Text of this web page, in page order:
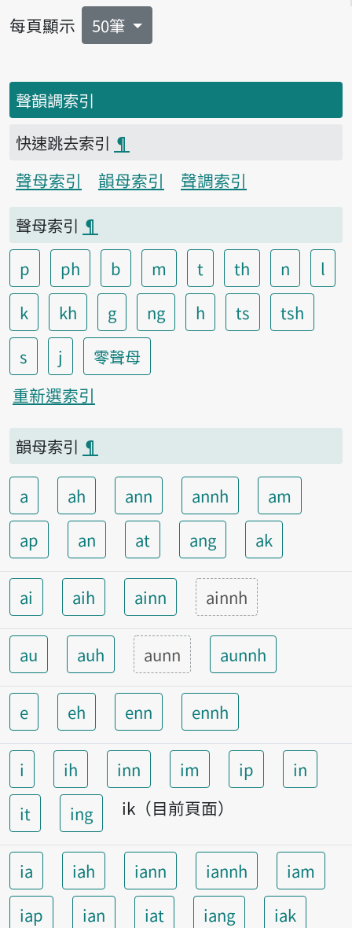
每頁顯示 50筆
聲韻調索引
快速跳去索引 ¶
聲母索引
韻母索引
聲調索引
聲母索引 ¶
p
ph b m t th n
l
k
kh g ng h ts
tsh
s
j
零聲母
重新選索引
韻母索引 ¶
a ah ann annh
am
ap
an at ang ak
ai aih ainn ainnh
au auh aunn aunnh
e eh enn ennh
i ih inn im ip
in
it
ing ik（目前頁面）
ia iah iann iannh
iam
iap
ian iat iang iak